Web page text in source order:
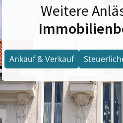
Weitere
Ankauf & Verkauf